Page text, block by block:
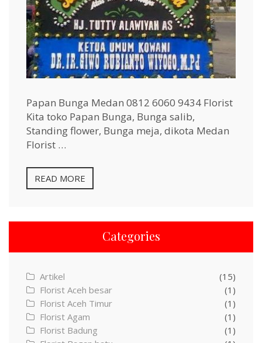
Papan Bunga Medan 0812 6060 9434 Florist
Kita toko Papan Bunga, Bunga salib,
Standing flower, Bunga meja, dikota Medan
Florist …
READ MORE
Categories
Artikel
(15)
Florist Aceh besar
(1)
Florist Aceh Timur
(1)
Florist Agam
(1)
Florist Badung
(1)